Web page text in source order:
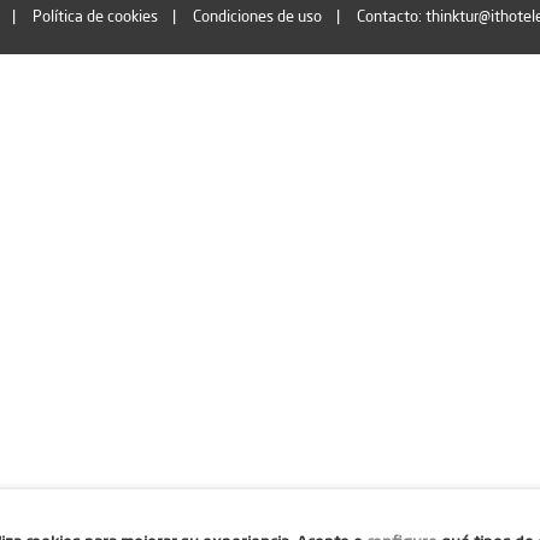
Política de cookies Condiciones de uso Contacto: